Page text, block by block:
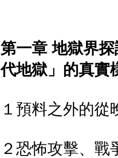
第一章 地獄界
代地獄」的真實
１預料之外的
２恐怖攻擊、